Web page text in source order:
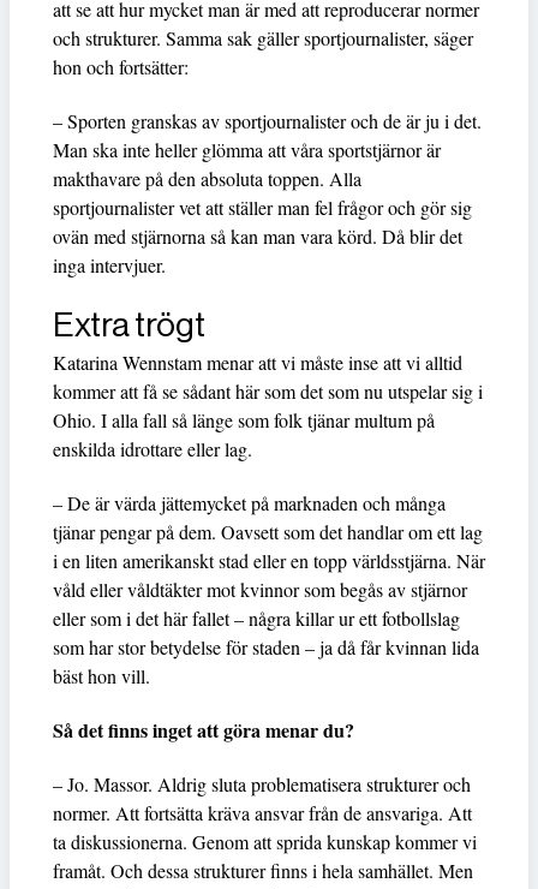
att se att hur mycket man är med att reproducerar normer
och strukturer. Samma sak gäller sportjournalister, säger
hon och fortsätter:
– Sporten granskas av sportjournalister och de är ju i det.
Man ska inte heller glömma att våra sportstjärnor är
makthavare på den absoluta toppen. Alla
sportjournalister vet att ställer man fel frågor och gör sig
ovän med stjärnorna så kan man vara körd. Då blir det
inga intervjuer.
Extra trögt
Katarina Wennstam menar att vi måste inse att vi alltid
kommer att få se sådant här som det som nu utspelar sig i
Ohio. I alla fall så länge som folk tjänar multum på
enskilda idrottare eller lag.
– De är värda jättemycket på marknaden och många
tjänar pengar på dem. Oavsett som det handlar om ett lag
i en liten amerikanskt stad eller en topp världsstjärna. När
våld eller våldtäkter mot kvinnor som begås av stjärnor
eller som i det här fallet – några killar ur ett fotbollslag
som har stor betydelse för staden – ja då får kvinnan lida
bäst hon vill.
Så det finns inget att göra menar du?
– Jo. Massor. Aldrig sluta problematisera strukturer och
normer. Att fortsätta kräva ansvar från de ansvariga. Att
ta diskussionerna. Genom att sprida kunskap kommer vi
framåt. Och dessa strukturer finns i hela samhället. Men